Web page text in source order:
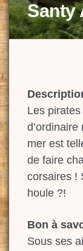
Santy
Les pirates
mer est
de faire
corsaires !
houle ?!
Bon à
Sous ses